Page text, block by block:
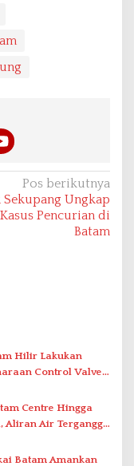
Pos berikutnya
Sekupang Ungkap
Kasus Pencurian di
Batam
Hilir Lakukan
Control Valve,
Centre Hingga
Aliran Air Terganggu
Batam Amankan